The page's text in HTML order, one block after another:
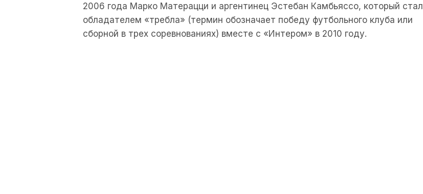
2006 года Марко Матерацци и аргентинец Эстебан Камбьяссо, который стал
обладателем «требла» (термин обозначает победу футбольного клуба или
сборной в трех соревнованиях) вместе с «Интером» в 2010 году.